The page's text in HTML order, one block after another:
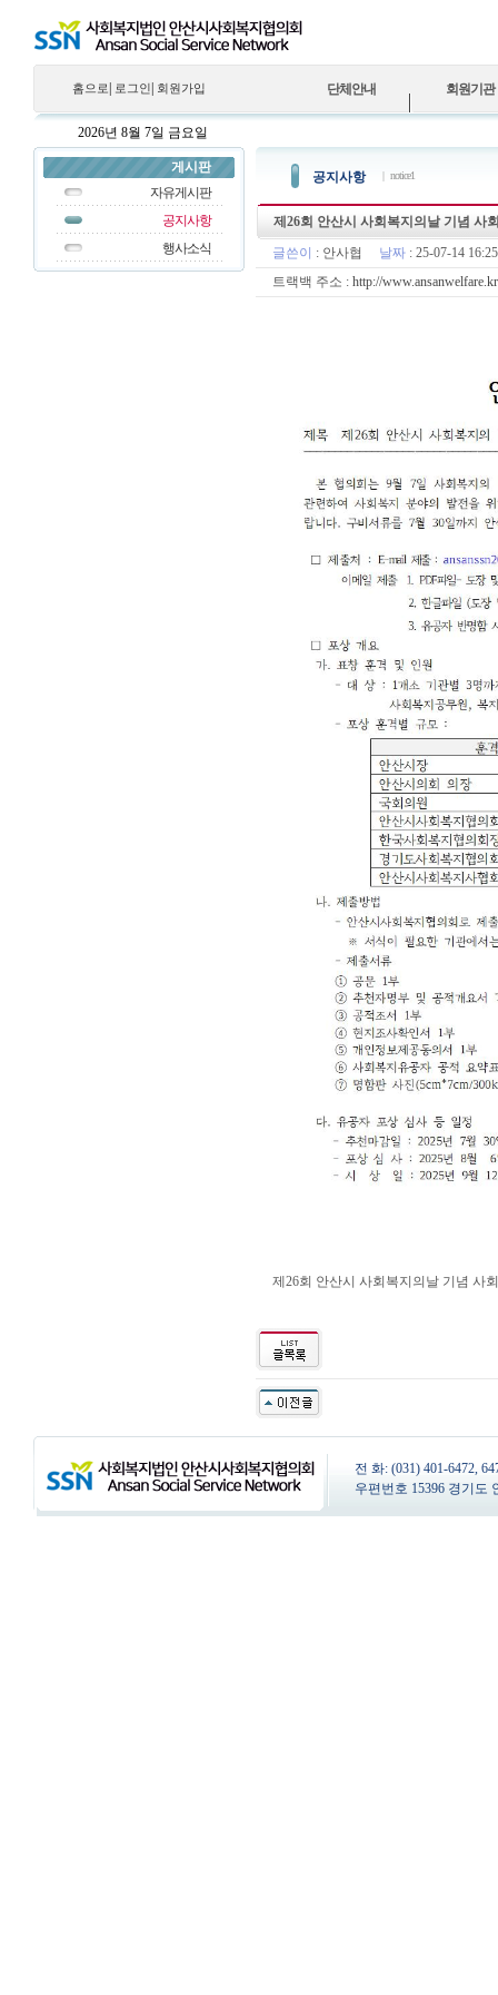
홈으로 로그인 회원가입 단체안내 회원기관
법인연혁
비전 및 목표
조직도
안산시사회복지협의회 지
원..
법인 회의록
행사소식
2026년 8월 7일 금요일
게시판
자유게시판
공지사항
행사소식
공지사항 | notice1
제26회 안산시 사회복지의날 기념 사
글쓴이
: 안사협 날짜 : 25-07-14
트랙백 주소 : http://
제26회 안산시 사회복지의날 기념 사
전 화: (031) 401-6472,
우편번호 15396 경기도